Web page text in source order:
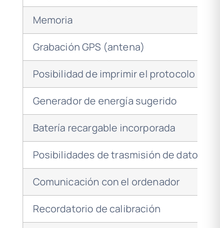
Memoria
Grabación GPS (antena)
Posibilidad de imprimir el protocolo
Generador de energía sugerido
Batería recargable incorporada
Posibilidades de trasmisión de datos
Comunicación con el ordenador
Recordatorio de calibración